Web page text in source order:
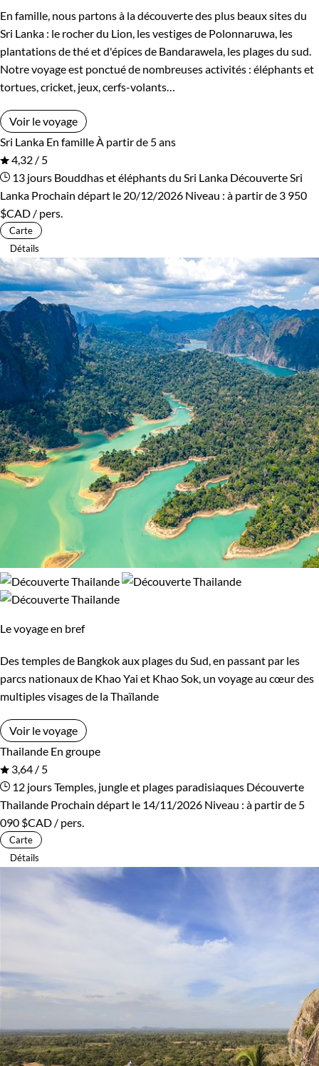
En famille, nous partons à la découverte des plus beaux sites du
Sri Lanka : le rocher du Lion, les vestiges de Polonnaruwa, les
plantations de thé et d'épices de Bandarawela, les plages du sud.
Notre voyage est ponctué de nombreuses activités : éléphants et
tortues, cricket, jeux, cerfs-volants…
Voir le voyage
Sri Lanka En famille À partir de 5 ans
4,32 / 5
13 jours Bouddhas et éléphants du Sri Lanka Découverte Sri
Lanka Prochain départ le 20/12/2026 Niveau : à partir de 3 950
$CAD / pers.
Carte
Détails
Le voyage en bref
Des temples de Bangkok aux plages du Sud, en passant par les
parcs nationaux de Khao Yai et Khao Sok, un voyage au cœur des
multiples visages de la Thaïlande
Voir le voyage
Thailande En groupe
3,64 / 5
12 joursTemples, jungle et plages paradisiaques Découverte
Thailande Prochain départ le 14/11/2026 Niveau : à partir de 5
090 $CAD / pers.
Carte
Détails